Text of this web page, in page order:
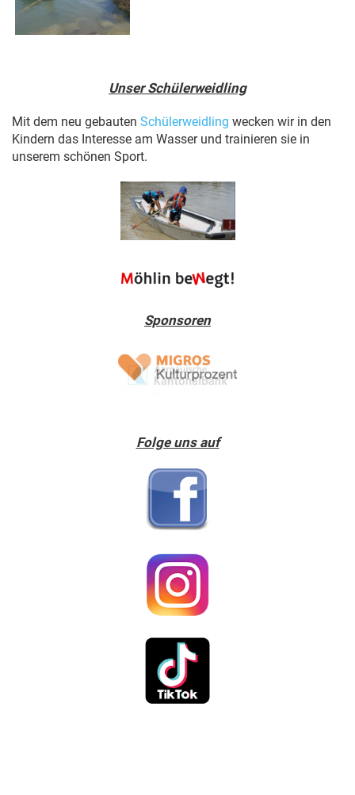
Unser Schülerweidling
Mit dem neu gebauten Schülerweidling wecken wir in den
Kindern das Interesse am Wasser und trainieren sie in
unserem schönen Sport.
Sponsoren
Folge uns auf